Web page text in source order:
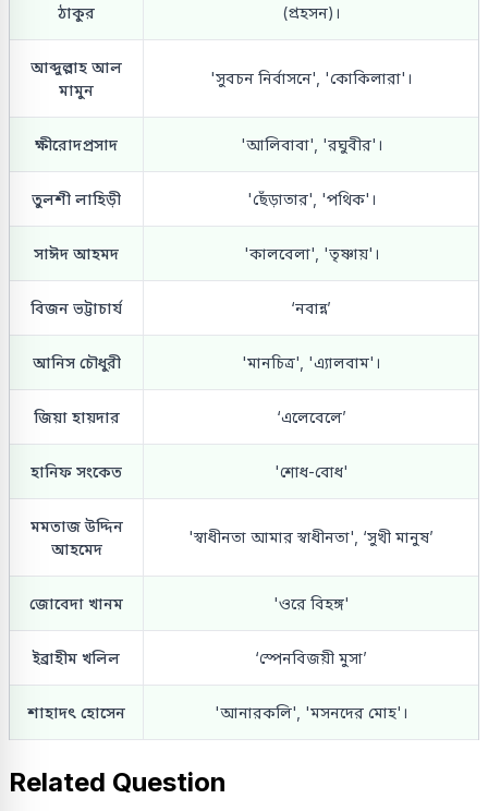
ঠাকুর
(প্রহসন)।
আব্দুল্লাহ আল
মামুন
'সুবচন নির্বাসনে', 'কোকিলারা'।
ক্ষীরোদপ্রসাদ 'আলিবাবা', 'রঘুবীর'।
তুলশী লাহিড়ী 'ছেঁড়াতার', 'পথিক'।
সাঈদ আহমদ 'কালবেলা', 'তৃষ্ণায়'।
বিজন ভট্টাচার্য ‘নবান্ন’
আনিস চৌধুরী 'মানচিত্র', 'এ্যালবাম'।
জিয়া হায়দার ‘এলেবেলে’
হানিফ সংকেত 'শোধ-বোধ'
মমতাজ উদ্দিন
আহমেদ
'স্বাধীনতা আমার স্বাধীনতা', ‘সুখী মানুষ’
জোবেদা খানম 'ওরে বিহঙ্গ'
ইব্রাহীম খলিল ‘স্পেনবিজয়ী মুসা’
শাহাদৎ হোসেন 'আনারকলি', 'মসনদের মোহ'।
Related Question